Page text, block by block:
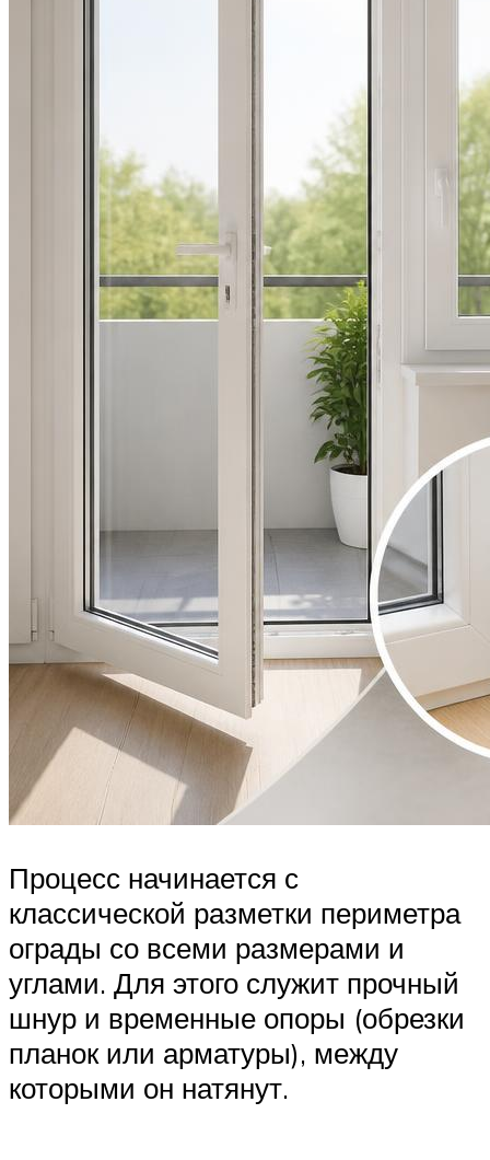
Процесс начинается с
классической разметки периметра
ограды со всеми размерами и
углами. Для этого служит прочный
шнур и временные опоры (обрезки
планок или арматуры), между
которыми он натянут.